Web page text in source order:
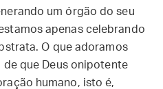
um órgão do seu
apenas celebrando
O que adoramos
que Deus onipotente
humano, isto é,